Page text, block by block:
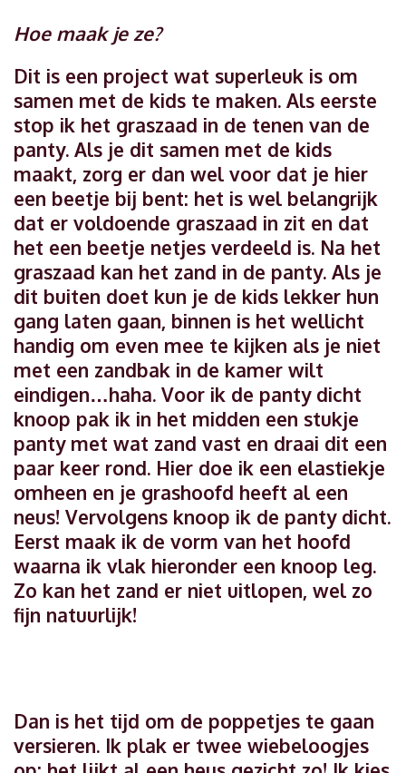
Hoe maak je ze?
Dit is een project wat superleuk is om
samen met de kids te maken. Als eerste
stop ik het graszaad in de tenen van de
panty. Als je dit samen met de kids
maakt, zorg er dan wel voor dat je hier
een beetje bij bent: het is wel belangrijk
dat er voldoende graszaad in zit en dat
het een beetje netjes verdeeld is. Na het
graszaad kan het zand in de panty. Als je
dit buiten doet kun je de kids lekker hun
gang laten gaan, binnen is het wellicht
handig om even mee te kijken als je niet
met een zandbak in de kamer wilt
eindigen…haha. Voor ik de panty dicht
knoop pak ik in het midden een stukje
panty met wat zand vast en draai dit een
paar keer rond. Hier doe ik een elastiekje
omheen en je grashoofd heeft al een
neus! Vervolgens knoop ik de panty dicht.
Eerst maak ik de vorm van het hoofd
waarna ik vlak hieronder een knoop leg.
Zo kan het zand er niet uitlopen, wel zo
fijn natuurlijk!
Dan is het tijd om de poppetjes te gaan
versieren. Ik plak er twee wiebeloogjes